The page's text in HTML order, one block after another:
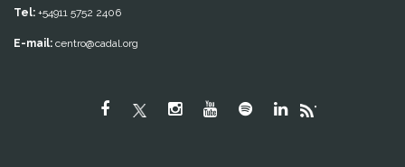
Tel: +54911 5752 2406
E-mail: centro@cadal.org
"